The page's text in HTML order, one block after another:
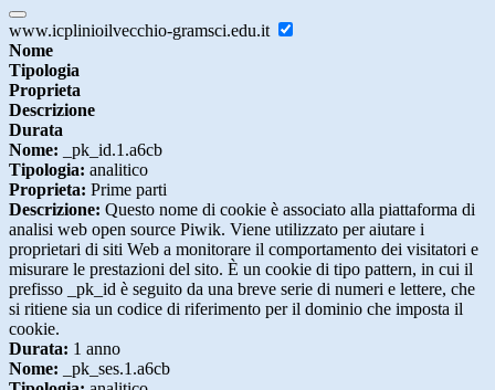
www.icplinioilvecchio-gramsci.edu.it
Nome
Tipologia
Proprieta
Descrizione
Durata
Nome: _pk_id.1.a6cb
Tipologia: analitico
Proprieta: Prime parti
Descrizione: Questo nome di cookie è associato alla piattaforma di
analisi web open source Piwik. Viene utilizzato per aiutare i
proprietari di siti Web a monitorare il comportamento dei visitatori e
misurare le prestazioni del sito. È un cookie di tipo pattern, in cui il
prefisso _pk_id è seguito da una breve serie di numeri e lettere, che
si ritiene sia un codice di riferimento per il dominio che imposta il
cookie.
Durata: 1 anno
Nome: _pk_ses.1.a6cb